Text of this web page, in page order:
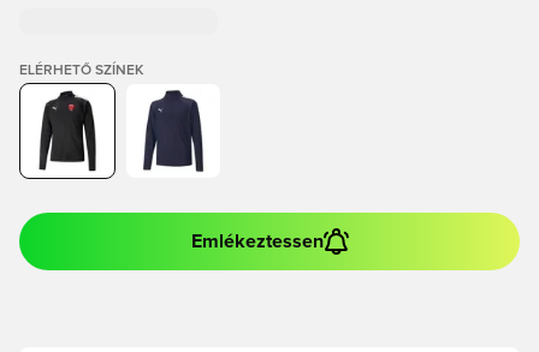
ELÉRHETŐ SZÍNEK
Emlékeztessen